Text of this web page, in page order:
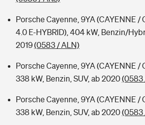
Porsche Cayenne, 9YA (CAYENNE /
4.0 E-HYBRID), 404 kW, Benzin/
2019(0583 / ALN)
Porsche Cayenne, 9YA (CAYENNE /
338 kW, Benzin, SUV, ab 2020(0583
Porsche Cayenne, 9YA (CAYENNE /
338 kW, Benzin, SUV, ab 2020(0583